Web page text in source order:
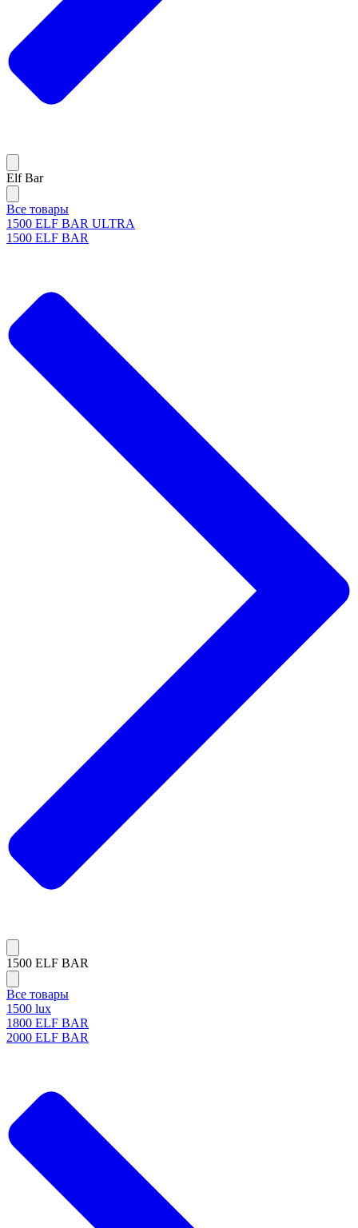
Elf Bar
Все товары
1500 ELF BAR ULTRA
1500 ELF BAR
1500 ELF BAR
Все товары
1500 lux
1800 ELF BAR
2000 ELF BAR